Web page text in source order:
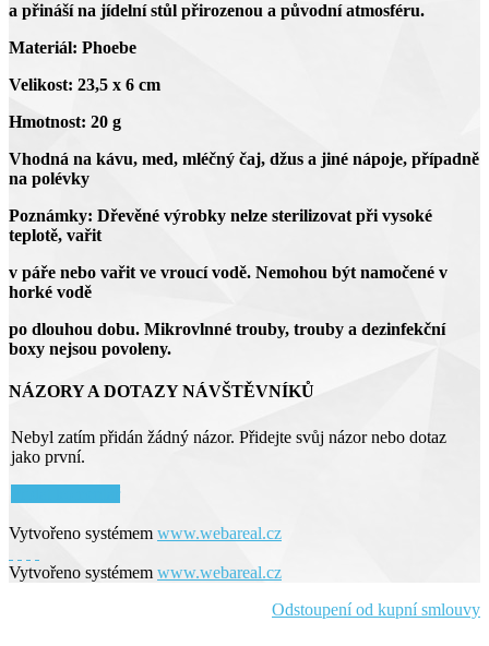
a přináší na jídelní stůl přirozenou a původní atmosféru.
Materiál: Phoebe
Velikost: 23,5 x 6 cm
Hmotnost: 20 g
Vhodná na kávu, med, mléčný čaj, džus a jiné nápoje, případně
na polévky
Poznámky: Dřevěné výrobky nelze sterilizovat při vysoké
teplotě, vařit
v páře nebo vařit ve vroucí vodě. Nemohou být namočené v
horké vodě
po dlouhou dobu. Mikrovlnné trouby, trouby a dezinfekční
boxy nejsou povoleny.
NÁZORY A DOTAZY NÁVŠTĚVNÍKŮ
Nebyl zatím přidán žádný názor. Přidejte svůj názor nebo dotaz
jako první.
Vytvořeno systémem www.webareal.cz
Vytvořeno systémem www.webareal.cz
Odstoupení od kupní smlouvy